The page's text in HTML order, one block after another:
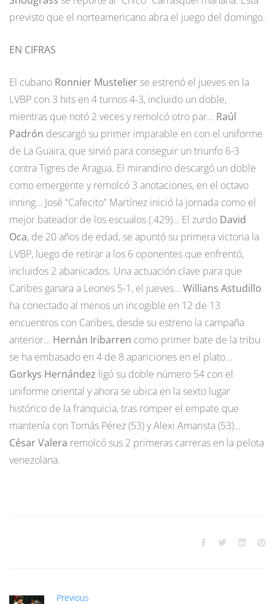
previsto que el norteamericano abra el juego del domingo.
EN CIFRAS
El cubano Ronnier Mustelier se estrenó el jueves en la
LVBP con 3 hits en 4 turnos 4-3, incluido un doble,
mientras que notó 2 veces y remolcó otro par… Raúl
Padrón descargó su primer imparable en con el uniforme
de La Guaira, que sirvió para conseguir un triunfo 6-3
contra Tigres de Aragua. El mirandino descargó un doble
como emergente y remolcó 3 anotaciones, en el octavo
inning… José “Cafecito” Martínez inició la jornada como el
mejor bateador de los escualos (.429)… El zurdo David
Oca, de 20 años de edad, se apuntó su primera victoria la
LVBP, luego de retirar a los 6 oponentes que enfrentó,
incluidos 2 abanicados. Una actuación clave para que
Caribes ganara a Leones 5-1, el jueves… Willians Astudillo
ha conectado al menos un incogible en 12 de 13
encuentros con Caribes, desde su estreno la campaña
anterior… Hernán Iribarren como primer bate de la tribu
se ha embasado en 4 de 8 apariciones en el plato…
Gorkys Hernández ligó su doble número 54 con el
uniforme oriental y ahora se ubica en la sexto lugar
histórico de la franquicia, tras romper el empate que
mantenía con Tomás Pérez (53) y Alexi Amarista (53)…
César Valera remolcó sus 2 primeras carreras en la pelota
venezolana.
Previous